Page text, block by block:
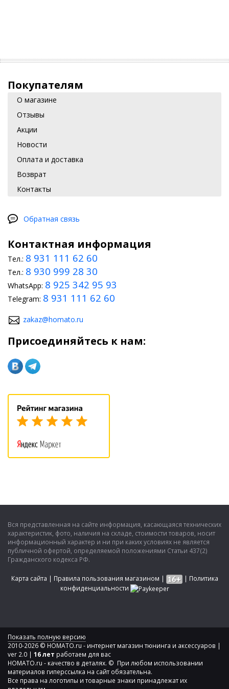
Покупателям
О магазине
Отзывы
Акции
Новости
Оплата и доставка
Возврат
Контакты
Обратная связь
Контактная информация
Тел.: 8 931 111 62 60
Тел.: 8 930 999 28 30
WhatsApp: 8 925 342 95 93
Telegram: 8 931 111 62 60
zakaz@homato.ru
Присоединяйтесь к нам:
Вся представленная на сайте информация, касающаяся технических
характеристик, фото, наличия на складе, стоимости товаров, носит
информационный характер и ни при каких условиях не является
публичной офертой, определяемой положениями Статьи 437(2)
Гражданского кодекса РФ.
Карта сайта | Правила пользования магазином | | Политика
конфиденциальности
Показать полную версию
2010-2026 © HOMATO.ru - интернет магазин тюнинга и аксессуаров |
ver 2.0 | 16 лет работаем для вас
HOMATO.ru - качество в деталях. © При любом использовании
материалов гиперссылка на сайт обязательна.
Все права на логотипы и товарные знаки принадлежат их